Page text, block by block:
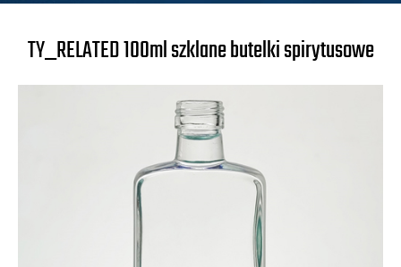
TY_RELATED 100ml szklane butelki spirytusowe